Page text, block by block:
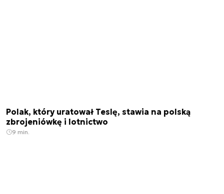
Polak, który uratował Teslę, stawia na polską
zbrojeniówkę i lotnictwo
9 min.